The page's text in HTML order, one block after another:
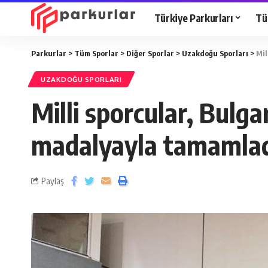
Türkiye Parkurları
Parkurlar > Tüm Sporlar > Diğer Sporlar > Uzakdoğu Sporları >
UZAKDOĞU SPORLARI
Milli sporcular,
madalyayla
Paylaş